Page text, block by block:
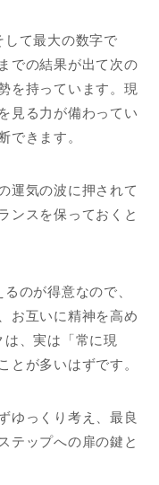
て最大の数字で
での結果が出て次の
を持っています。現
見る力が備わってい
できます。
運気の波に押されて
ンスを保っておくと
のが得意なので、
お互いに精神を高め
、実は「常に現
とが多いはずです。
ゆっくり考え、最良
テップへの扉の鍵と